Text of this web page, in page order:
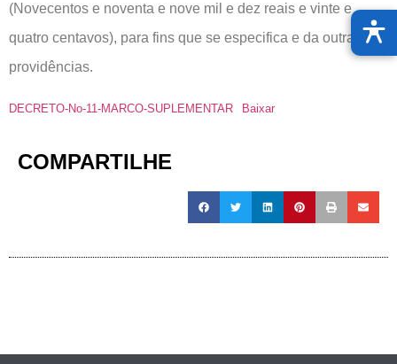
(Novecentos e noventa e nove mil e dez reais e vinte e
quatro centavos), para fins que se especifica e da outras
providências.
DECRETO-No-11-MARCO-SUPLEMENTAR Baixar
COMPARTILHE